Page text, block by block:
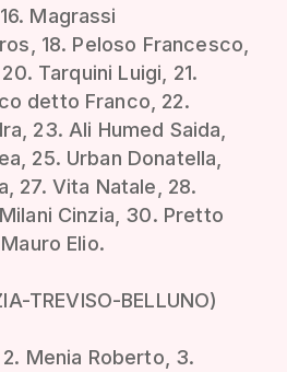
Magrassi
18. Peloso Francesco,
Tarquini Luigi, 21.
detto Franco, 22.
23. Ali Humed Saida,
25. Urban Donatella,
27. Vita Natale, 28.
Cinzia, 30. Pretto
Elio.
TREVISO-BELLUNO)
Menia Roberto, 3.